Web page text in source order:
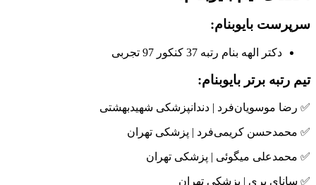
سرپرست بایوبنام:
دکتر الهه بنام رتبه 37 کنکور 97 تجربی
تیم رتبه برتر بایوبنام:
✅ رضا موسویان‌فرد | دندانپزشکی شهیدبهشتی
✅ محمدحسن کریمی‌فرد | پزشکی تهران
✅ محمدعلی میگوئی | پزشکی تهران
✅ سانای پری | پزشکی تهران